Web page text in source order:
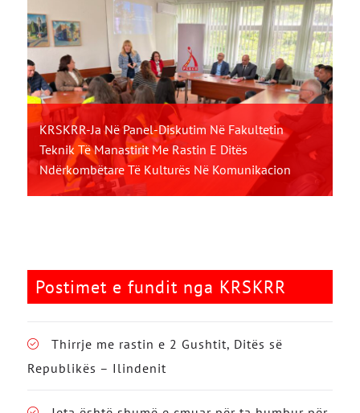
KRSKRR-Ja Në Panel-Diskutim Në Fakultetin
Teknik Të Manastirit Me Rastin E Ditës
Ndërkombëtare Të Kulturës Në Komunikacion
Postimet e fundit nga KRSKRR
Thirrje me rastin e 2 Gushtit, Ditës së
Republikës – Ilindenit